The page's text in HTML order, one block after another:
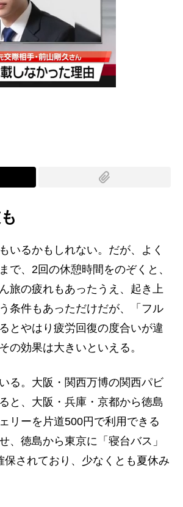
るかもしれない。だが、よく
で、2回の休憩時間をのぞくと、
旅の疲れもあったうえ、起き上
条件もあっただけだが、「フル
とやはり疲労回復の度合いが違
の効果は大きいといえる。
る。大阪・関西万博の関西パビ
と、大阪・兵庫・京都から徳島
リーを片道500円で利用できる
、徳島から東京に「寝台バス」
されており、少なくとも夏休み